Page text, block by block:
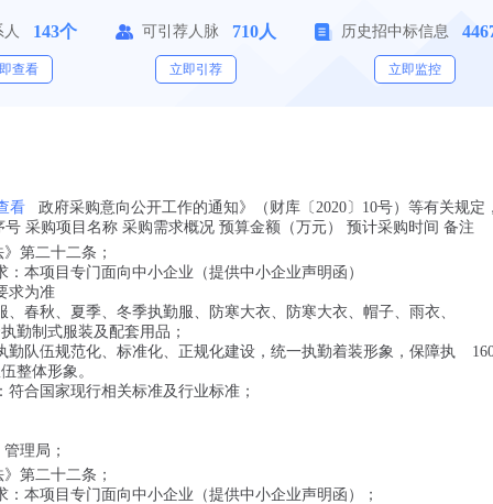
143个
查看
可引荐人脉 710人
立即引荐
历史招中标信息
立即监控
看
政府采购意向公开工作的通知》（财库〔2020〕10号）等有关规定
采购项目名称 采购需求概况 预算金额（万元） 预计采购时间 备注
第二十二条；
本项目专门面向中小企业（提供中小企业声明函）
求为准
春秋、夏季、冬季执勤服、防寒大衣、防寒大衣、帽子、雨衣、
勤制式服装及配套用品；
勤队伍规范化、标准化、正规化建设，统一执勤着装形象，保障执
整体形象。
合国家现行相关标准及行业标准；
管理局；
第二十二条；
本项目专门面向中小企业（提供中小企业声明函）；